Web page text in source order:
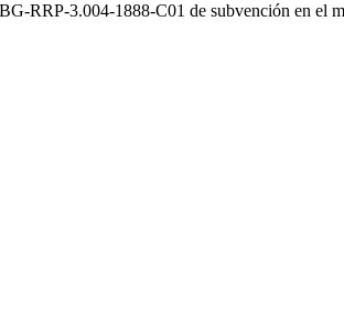
3.004-1888-C01 de subvención en el